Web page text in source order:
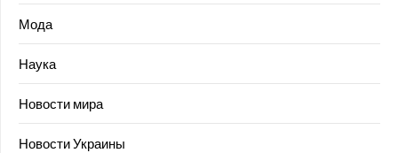
Мода
Наука
Новости мира
Новости Украины